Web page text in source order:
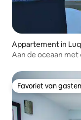
Appartement in
Aan de oceaan
Favoriet van gasten
Favoriet van gasten